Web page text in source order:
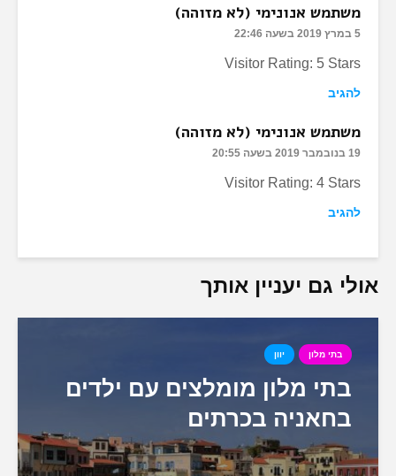
משתמש אנונימי (לא מזוהה)
5 במרץ 2019 בשעה 22:46
Visitor Rating: 5 Stars
להגיב
משתמש אנונימי (לא מזוהה)
19 בנובמבר 2019 בשעה 20:55
Visitor Rating: 4 Stars
להגיב
אולי גם יעניין אותך
בתי מלון יוון
בתי מלון מומלצים עם ילדים
בחאניה בכרתים